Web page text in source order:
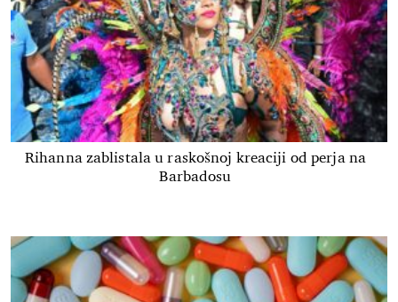
Rihanna zablistala u raskošnoj kreaciji od perja na
Barbadosu